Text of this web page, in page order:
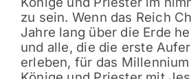
zu sein. Wenn das Reich
Jahre lang über die Erde
und alle, die die erste
erleben, für das